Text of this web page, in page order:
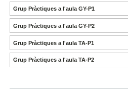
Grup Pràctiques a l'aula GY-P1
Grup Pràctiques a l'aula GY-P2
Grup Pràctiques a l'aula TA-P1
Grup Pràctiques a l'aula TA-P2